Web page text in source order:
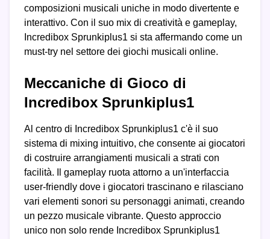
composizioni musicali uniche in modo divertente e
interattivo. Con il suo mix di creatività e gameplay,
Incredibox Sprunkiplus1 si sta affermando come un
must-try nel settore dei giochi musicali online.
Meccaniche di Gioco di
Incredibox Sprunkiplus1
Al centro di Incredibox Sprunkiplus1 c'è il suo
sistema di mixing intuitivo, che consente ai giocatori
di costruire arrangiamenti musicali a strati con
facilità. Il gameplay ruota attorno a un'interfaccia
user-friendly dove i giocatori trascinano e rilasciano
vari elementi sonori su personaggi animati, creando
un pezzo musicale vibrante. Questo approccio
unico non solo rende Incredibox Sprunkiplus1